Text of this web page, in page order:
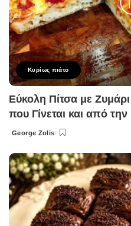
Κυρίως πιάτο
Εύκολη Πίτσα με
που Γίνεται και από
Posted
George Zolis